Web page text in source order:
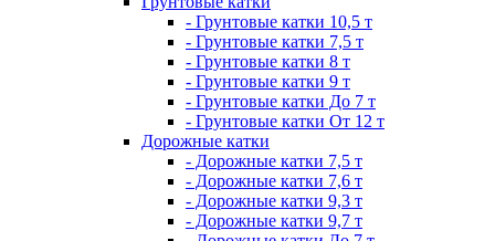
- Грунтовые катки 10,5 т
- Грунтовые катки 7,5 т
- Грунтовые катки 8 т
- Грунтовые катки 9 т
- Грунтовые катки До 7 т
- Грунтовые катки От 12 т
Дорожные катки
- Дорожные катки 7,5 т
- Дорожные катки 7,6 т
- Дорожные катки 9,3 т
- Дорожные катки 9,7 т